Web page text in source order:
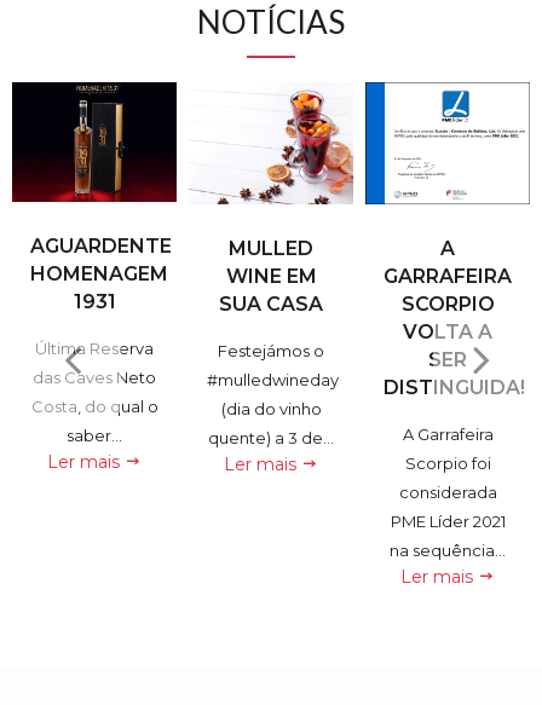
NOTÍCIAS
AGUARDENTE
HOMENAGEM
1931
Última Reserva
das Caves Neto
Costa, do qual o
saber...
Ler mais
MULLED
WINE EM
SUA CASA
Festejámos o
#mulledwineday
(dia do vinho
quente) a 3 de...
Ler mais
A
GARRAFEIRA
SCORPIO
VOLTA A
SER
DISTINGUIDA!
A Garrafeira
Scorpio foi
considerada
PME Líder 2021
na sequência...
Ler mais